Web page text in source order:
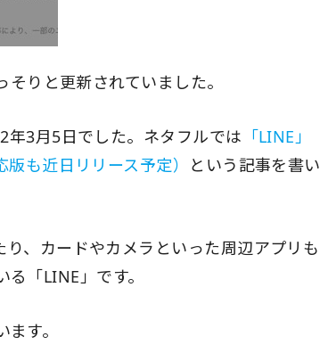
りと更新されていました。
3月5日でした。ネタフルでは 「LINE」
も近日リリース予定）
という記事を書い
、カードやカメラといった周辺アプリも
「LINE」です。
す。